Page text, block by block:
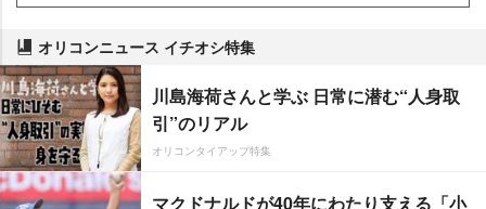
オリコンニュース イチオシ特集
川島海荷さんと学ぶ 日常に潜む“人身取
引”のリアル
オリコンタイアップ特集
マクドナルドが40年にわたり支える「小